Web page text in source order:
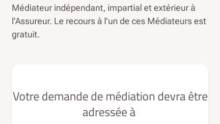
Médiateur indépendant, impartial et extérieur à
l’Assureur. Le recours à l’un de ces Médiateurs est
gratuit.
Votre demande de médiation devra être
adressée à